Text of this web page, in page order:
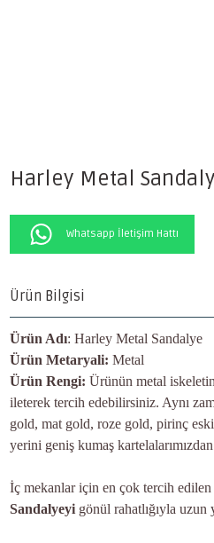
Harley Metal
Whatsapp İletişim Hattı
Ürün Bilgisi
Ürün Adı: Harley Metal Sandalye
Ürün Metaryali: Metal
Ürün Rengi: Ürünün metal
ileterek tercih edebilirsiniz. Aynı
gold, mat gold, roze gold, pirinç
yerini geniş kumaş
İç mekanlar için en çok tercih edilen
Sandalyeyi gönül rahatlığıyla